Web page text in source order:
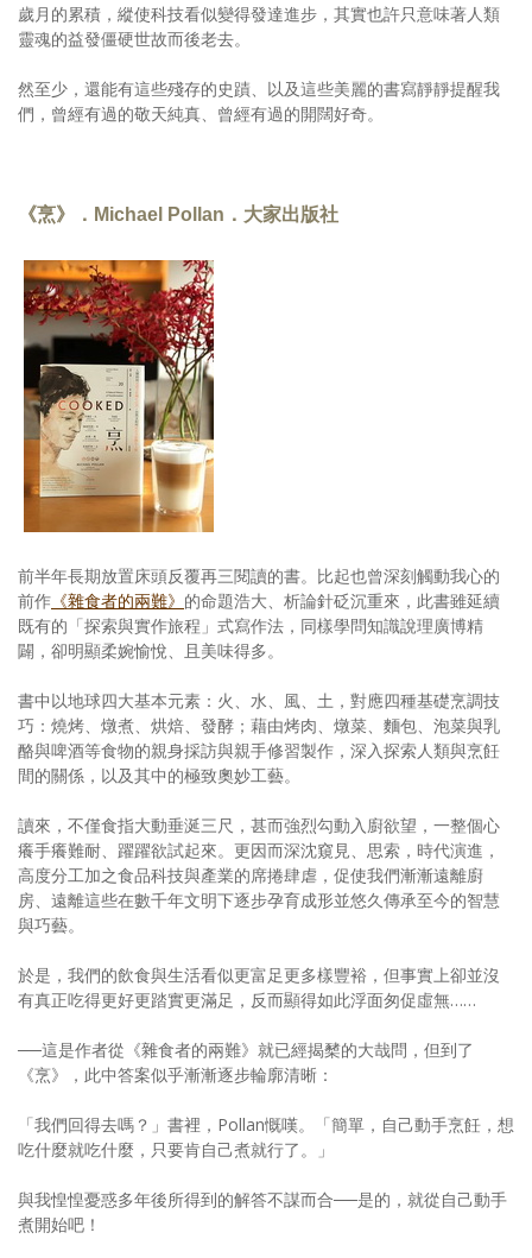
歲月的累積，縱使科技看似變得發達進步，其實也許只意味著人類
靈魂的益發僵硬世故而後老去。
然至少，還能有這些殘存的史蹟、以及這些美麗的書寫靜靜提醒我
們，曾經有過的敬天純真、曾經有過的開闊好奇。
《烹》．Michael Pollan．大家出版社
前半年長期放置床頭反覆再三閱讀的書。比起也曾深刻觸動我心的
前作 《雜食者的兩難》 的命題浩大、析論針砭沉重來，此書雖延續
既有的「探索與實作旅程」式寫作法，同樣學問知識說理廣博精
闢，卻明顯柔婉愉悅、且美味得多。
書中以地球四大基本元素：火、水、風、土，對應四種基礎烹調技
巧：燒烤、燉煮、烘焙、發酵；藉由烤肉、燉菜、麵包、泡菜與乳
酪與啤酒等食物的親身採訪與親手修習製作，深入探索人類與烹飪
間的關係，以及其中的極致奧妙工藝。
讀來，不僅食指大動垂涎三尺，甚而強烈勾動入廚欲望，一整個心
癢手癢難耐、躍躍欲試起來。更因而深沈窺見、思索，時代演進，
高度分工加之食品科技與產業的席捲肆虐，促使我們漸漸遠離廚
房、遠離這些在數千年文明下逐步孕育成形並悠久傳承至今的智慧
與巧藝。
於是，我們的飲食與生活看似更富足更多樣豐裕，但事實上卻並沒
有真正吃得更好更踏實更滿足，反而顯得如此浮面匆促虛無……
──這是作者從《雜食者的兩難》就已經揭櫫的大哉問，但到了
《烹》，此中答案似乎漸漸逐步輪廓清晰：
「我們回得去嗎？」書裡，Pollan慨嘆。「簡單，自己動手烹飪，想
吃什麼就吃什麼，只要肯自己煮就行了。」
與我惶惶憂惑多年後所得到的解答不謀而合──是的，就從自己動手
煮開始吧！